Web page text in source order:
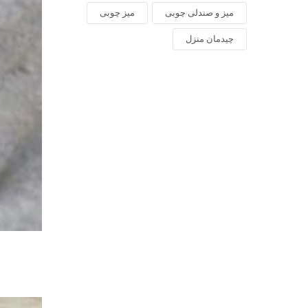
میز و صندلی چوبی میز چوبی
چیدمان منزل